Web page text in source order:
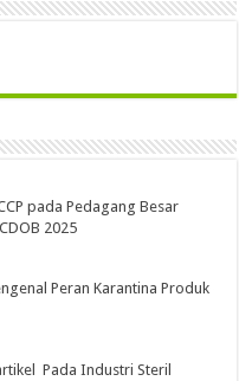
pada Pedagang Besar
2025
Peran Karantina Produk
Pada Industri Steril